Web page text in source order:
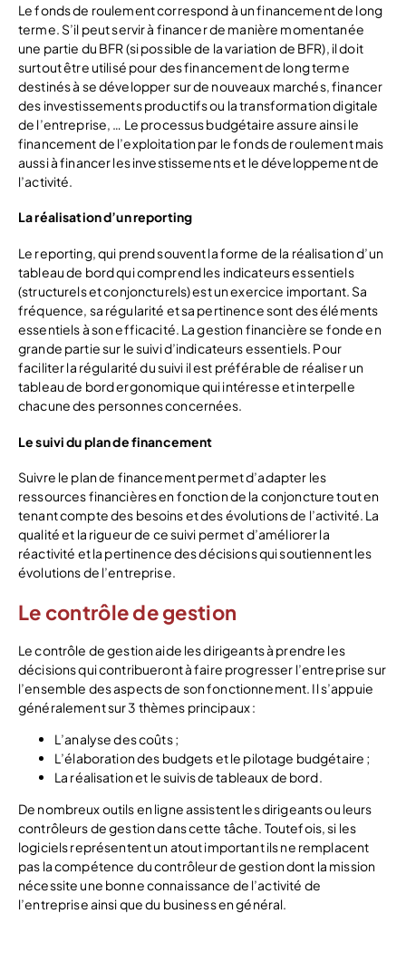
Le fonds de roulement correspond à un financement de long
terme. S’il peut servir à financer de manière momentanée
une partie du BFR (si possible de la variation de BFR), il doit
surtout être utilisé pour des financement de long terme
destinés à se développer sur de nouveaux marchés, financer
des investissements productifs ou la transformation digitale
de l’entreprise, … Le processus budgétaire assure ainsi le
financement de l’exploitation par le fonds de roulement mais
aussi à financer les investissements et le développement de
l’activité.
La réalisation d’un reporting
Le reporting, qui prend souvent la forme de la réalisation d’un
tableau de bord qui comprend les indicateurs essentiels
(structurels et conjoncturels) est un exercice important. Sa
fréquence, sa régularité et sa pertinence sont des éléments
essentiels à son efficacité. La gestion financière se fonde en
grande partie sur le suivi d’indicateurs essentiels. Pour
faciliter la régularité du suivi il est préférable de réaliser un
tableau de bord ergonomique qui intéresse et interpelle
chacune des personnes concernées.
Le suivi du plan de financement
Suivre le plan de financement permet d’adapter les
ressources financières en fonction de la conjoncture tout en
tenant compte des besoins et des évolutions de l’activité. La
qualité et la rigueur de ce suivi permet d’améliorer la
réactivité et la pertinence des décisions qui soutiennent les
évolutions de l’entreprise.
Le contrôle de gestion
Le contrôle de gestion aide les dirigeants à prendre les
décisions qui contribueront à faire progresser l’entreprise sur
l’ensemble des aspects de son fonctionnement. Il s’appuie
généralement sur 3 thèmes principaux :
L’analyse des coûts ;
L’élaboration des budgets et le pilotage budgétaire ;
La réalisation et le suivis de tableaux de bord.
De nombreux outils en ligne assistent les dirigeants ou leurs
contrôleurs de gestion dans cette tâche. Toutefois, si les
logiciels représentent un atout important ils ne remplacent
pas la compétence du contrôleur de gestion dont la mission
nécessite une bonne connaissance de l’activité de
l’entreprise ainsi que du business en général.